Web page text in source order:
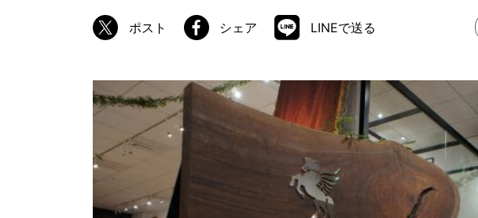
製造工程
加工技術
ATELIER MOKUBAの一枚板テーブル
ATELIER MOKUBAの一枚板×異素材
特別なダイニングチェア
吉祥寺ギャラリー
名古屋ギャラリー
大阪梅田ギャラリー
アウトレット神戸店
大川ギャラリー【本店】
天神ギャラリー
公式オンラインストア
ポスト シェア LINEで送る